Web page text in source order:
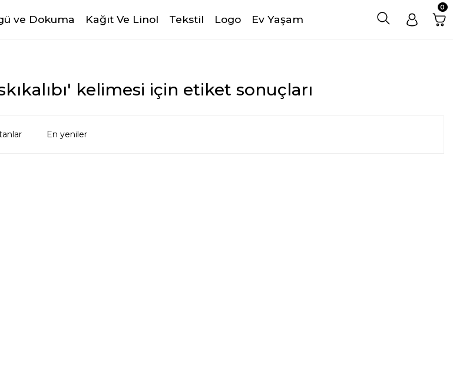
ve Dokuma Kağıt Ve Linol Tekstil Logo Ev Yaşam
0
kelimesi için etiket sonuçları
En yeniler